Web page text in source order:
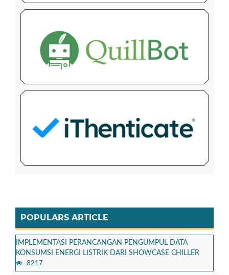
POPULARS ARTICLE
IMPLEMENTASI PERANCANGAN PENGUMPUL DATA
KONSUMSI ENERGI LISTRIK DARI SHOWCASE CHILLER
8217